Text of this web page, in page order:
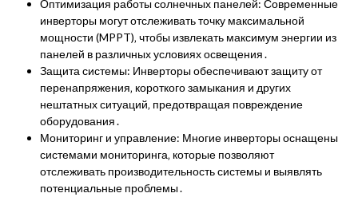
Оптимизация работы солнечных панелей: Современные
инверторы могут отслеживать точку максимальной
мощности (MPPT)‚ чтобы извлекать максимум энергии из
панелей в различных условиях освещения․
Защита системы: Инверторы обеспечивают защиту от
перенапряжения‚ короткого замыкания и других
нештатных ситуаций‚ предотвращая повреждение
оборудования․
Мониторинг и управление: Многие инверторы оснащены
системами мониторинга‚ которые позволяют
отслеживать производительность системы и выявлять
потенциальные проблемы․